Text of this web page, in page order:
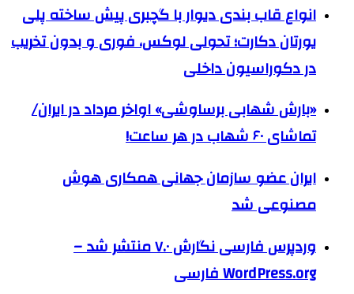
انواع قاب بندی دیوار با گچبری پیش ساخته پلی
یورتان دکارت؛ تحولی لوکس، فوری و بدون تخریب
در دکوراسیون داخلی
«بارش شهابی برساوشی» اواخر مرداد در ایران/
تماشای ۶۰ شهاب در هر ساعت!
ایران عضو سازمان جهانی همکاری هوش
مصنوعی شد
وردپرس فارسی نگارش ۷.۰ منتشر شد –
WordPress.org فارسی